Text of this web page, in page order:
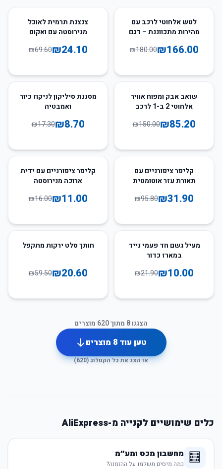
לטש אלחוטי לרכב עם
מהירות מתכווננת – דגם
₪166.00
₪180.00
צנצנת תרמית לאוכל
מנירוסטה עם ואקום
₪24.10
₪69.60
43
שואב אבק ומפוח אוויר
אלחוטי 2 ב-1 לרכב
₪85.20
₪150.00
50%מסננת סיליקון לניקוז כיור
ואמבטיה
₪8.70
₪17.30
קליפר ציפורניים עם
תאורת עזר אוטומטית
₪31.90
₪95.80
31
קליפר ציפורניים עם ידית
ארוכה מנירוסטה
₪11.00
₪16.00
54
מעיל גשם חד פעמי נייד
במארז כדור
₪10.00
₪21.90
65
חותך סלט ירקות מתקפל
₪20.60
₪59.50
הצגנו8 מתוך620 מוצרים
טען עוד8 מוצרים
או הצג את כל הקטלוג (620
)
כלים שימושיים לקנייה מ-AliExpress
🧮 מחשבון מכס ומע״מ
כמה מיסים תשלמו על ההזמנה?